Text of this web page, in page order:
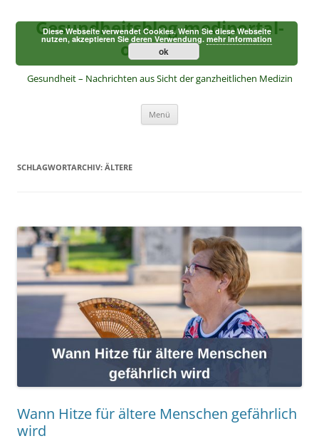
springen
Gesundheitsblog-mediportal-
online.de
Gesundheit – Nachrichten aus Sicht der ganzheitlichen Medizin
Menü
SCHLAGWORTARCHIV: ÄLTERE
Wann Hitze für ältere Menschen gefährlich
wird
Diese Webseite verwendet Cookies. Wenn Sie diese Webseite
nutzen, akzeptieren Sie deren Verwendung.mehr Information
ok